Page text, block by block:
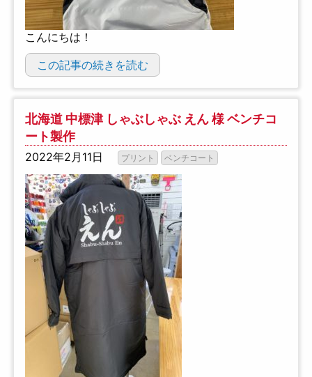
こんにちは！
この記事の続きを読む
北海道 中標津 しゃぶしゃぶ えん 様 ベンチコ
ート製作
2022年2月11日 プリント ベンチコート